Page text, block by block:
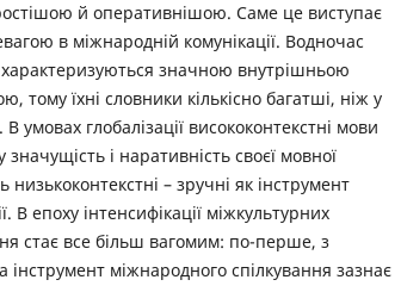
й оперативнішою. Саме це виступає
в міжнародній комунікації. Водночас
характеризуються значною внутрішньою
тому їхні словники кількісно багатші, ніж у
умовах глобалізації висококонтекстні мови
і наративність своєї мовної
низькоконтекстні – зручні як інструмент
В епоху інтенсифікації міжкультурних
стає все більш вагомим: по-перше, з
міжнародного спілкування зазнає